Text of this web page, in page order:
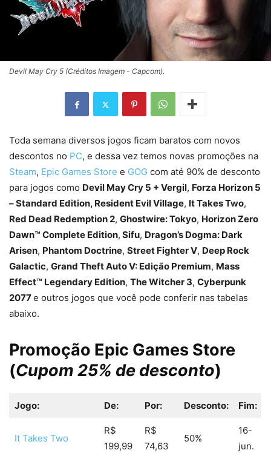
Devil May Cry 5 (Créditos Imagem - Capcom).
Toda semana diversos jogos ficam baratos com novos
descontos no PC, e dessa vez temos novas promoções na
Steam, Epic Games Store e GOG com até 90% de desconto
para jogos como Devil May Cry 5 + Vergil, Forza Horizon 5
– Standard Edition, Resident Evil Village, It Takes Two,
Red Dead Redemption 2, Ghostwire: Tokyo, Horizon Zero
Dawn™ Complete Edition, Sifu, Dragon’s Dogma: Dark
Arisen, Phantom Doctrine, Street Fighter V, Deep Rock
Galactic, Grand Theft Auto V: Edição Premium, Mass
Effect™ Legendary Edition, The Witcher 3, Cyberpunk
2077e outros jogos que você pode conferir nas tabelas
abaixo.
Promoção Epic Games Store
(Cupom 25% de desconto)
Jogo: De: Por: Desconto: Fim:
It Takes Two
R$
199,99
R$
74,63
50%
16-
jun.